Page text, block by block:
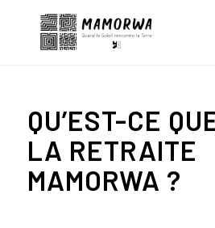
QU’EST-CE
LA RETRAITE
MAMORWA ?